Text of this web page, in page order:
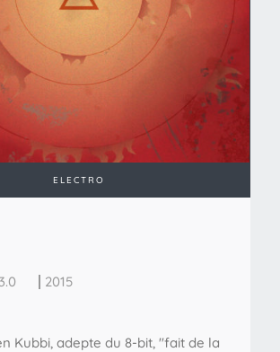
ELECTRO
2015
Kubbi, adepte du 8-bit, "fait de la